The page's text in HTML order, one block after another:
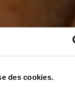
des cookies.